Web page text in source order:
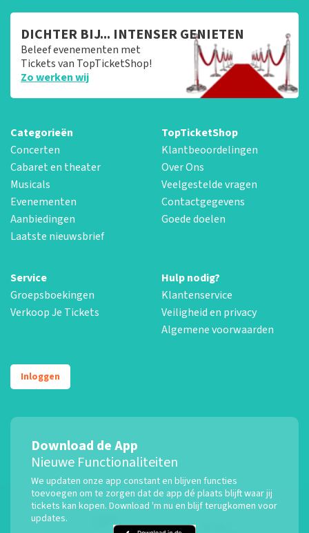
DICHTER BIJ... INTENSER GENIETEN
Beleef evenementen met
Tickets van TopTicketShop!
Zo werken wij
Categorieën
Concerten
Cabaret en theater
Musicals
Evenementen
Aanbiedingen
Laatste nieuwsbrief
TopTicketShop
Klantbeoordelingen
Over Ons
Veelgestelde vragen
Contactgegevens
Goede doelen
Service
Groepsboekingen
Verkoop Je Tickets
Hulp nodig?
Klantenservice
Veiligheid en privacy
Algemene voorwaarden
Inloggen
Download de App
Nieuwe Functionaliteiten
We updaten onze app constant en blijven functies
toevoegen om te zorgen dat de app dé plaats blijft waar jij
tickets kan kopen. Download 'm nu en blijf terugkomen voor
updates.